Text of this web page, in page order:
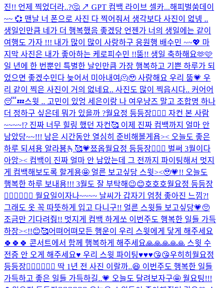
진!! 언제 찍었더라..?🤔 ↗️ GPT 컴백 라이브 셀카...해피벌쑴데이
~~ 💞 맨날 너 폰으로 사진 다 찍어줘서 생각보다 사진이 없넹 ..
생일인만큼 네가 더 행복했음 좋겠당 언젠가 너의 생일에는 같이
여행도 가자 !!! 내가 많이 많이 사랑하구 응원행 배수민 ~~💖 마
지막 사진은 내가 좋아하는 케로피수민 !!뚬!! 생일 축하해요🫶🩷
일 년에 한 번뿐인 특별한 날인만큼 가장 행복하고 기쁜 하루가 되
었으면 좋겠수민다 늦어서 미아내여🫠🥹 사랑해요 우리 뚬💗 우
리 같이 찍은 사진이 거의 없네요.. 사진도 많이 찍읍시다.. 커어어
😴💤스윗 .. 고민이 있엉 세은이랑 나 여우냥즈 말고 조합명 하나
더 정하구 싶은데 뭐가 있을까 ?월요정 등등장🧚🏻‍♀️ 자컨 본 사람
~~~~!? 진짜 너무 힐링 했던 자컨🥰 이제 진짜 컴백까지 얼마 안
남았당~~!!! 남은 시간동안 열심히 준비해볼게욥>< 오늘도 좋은
하루 되셔용 알라뵹🫰🥰💗쬬옵월요정 등등장🧚🏻‍♀️ 벌써 3월이다
아앙>< 컴백이 진짜 얼마 안 남았는데 그 전까지 파이팅해서 멋지
게 컴백해보도록 할게용🤩 얼른 보고싶당 스윗><🥹💗!! 오늘도
행복한 하루 보내용!!! 3월도 잘 부탁해😉😊호호호월요정 등등장
🧚🏻‍♀️🧚🏻‍♀️ 월요일이자나~~~~ 날씨가 갑자기 엄청 좋아진 느낌?!
그래도 옷 꼭 따뜻하게 입고 다니구!! 얼른 스윗들 보고싶당💗🥺
조금만 기다려줭!! 멋지게 컴백 하게쏘 이번주도 행복한 일들 가득
하장><!!😊🥰어뗘 어뗘 모든 행운이 우리 스윗에게 닿게 해주세요
🍀🍀🍀 콘서트에서 함께 행복하게 해주세요🙏🙏🙏🙏🙏 스윗 수
전증 안 오게 해주세요♥️ 우리 스윗 파이팅♥️♥️♥️😘😘우히히 월요정
등등장🧚🏻‍♀️🧚🏻‍♀️ 딱 1년 전 사진 이랄까..😆 이번주도 행복한 일들
가득하고 좋은 일들 가득하길..💗 오늘도 달려보자구🤩 월요팅!!!